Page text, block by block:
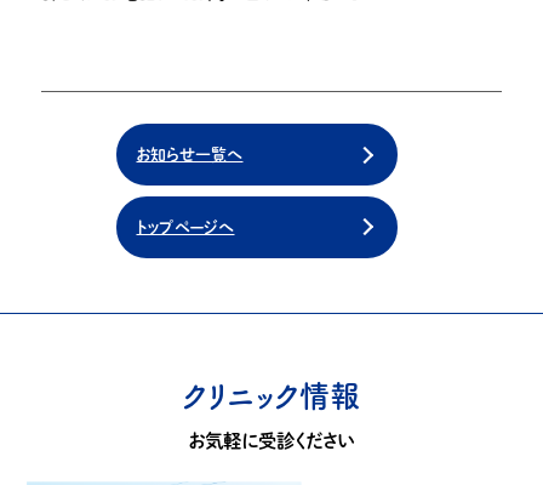
お知らせ一覧へ
トップページへ
クリニック情報
お気軽に受診ください